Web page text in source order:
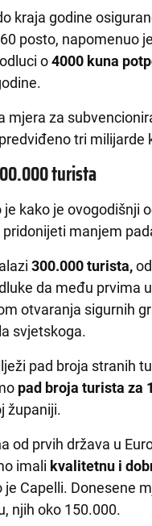
kraja godine
posto, napomenuo
o4000 kuna
mjera za
tri milijarde
turista
je kako je ovogodišnji
manjem
300.000 turista,
da među prvima
otvaranja sigurnih
svjetskoga.
pad broja stranih
pad broja turista za
županiji.
od prvih država u
imali kvalitetnu i
Capelli. Donesene
njih oko 150.000.